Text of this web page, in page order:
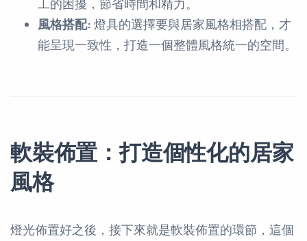
工的困擾，節省時間和精力。
風格搭配: 燈具的選擇要與居家風格相搭配，才
能呈現一致性，打造一個整體風格統一的空間。
軟裝佈置：打造個性化的居家
風格
燈光佈置好之後，接下來就是軟裝佈置的環節，這個